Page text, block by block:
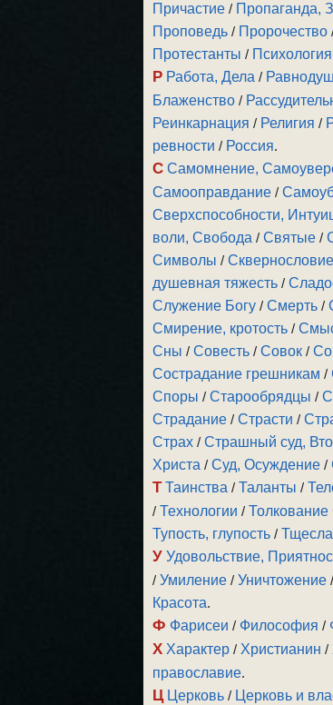
Причастие / Пропаганда,
Проповедь / Пророчество
Протестанты / Психология
Р Работа, Дела /
Блаженство /
Реинкарнация / Религия /
ревности / Россия.
С Самомнение,
Самооправдание /
Сверхспособности,
воли, Свобода /Святые /
Символы /
душевная тяжесть /
Служение Богу /Смерть /
Смирение, кротость /
Сны /Совесть /Совок /
Сострадание грешникам /
Споры /Старообрядцы /
Страдание /Страсти /
Страх /Страшный суд,
Христа /Суд, Осуждение /
Т Таинства /Таланты /
/Технологии /
Тупость, глупость /
У Удовольствие,
/Умиление /Уничтожение
Красота.
Ф Фарисеи / Философия /
Х Характер / Христианин /
православие.
Ц Церковь / Церковь и